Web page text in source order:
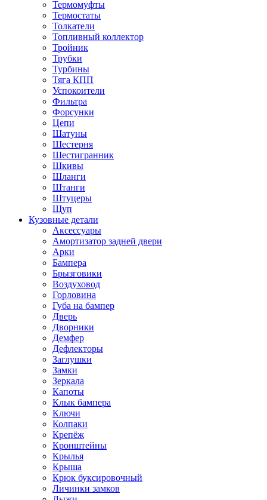
Термомуфты
Термостаты
Толкатели
Топливный коллектор
Тройник
Трубки
Турбины
Тяга КПП
Успокоители
Фильтра
Форсунки
Цепи
Шатуны
Шестерня
Шестигранник
Шкивы
Шланги
Штанги
Штуцеры
Щуп
Кузовные детали
Аксессуары
Амортизатор задней двери
Арки
Бампера
Брызговики
Воздуховод
Горловина
Губа на бампер
Дверь
Дворники
Демфер
Дефлекторы
Заглушки
Замки
Зеркала
Капоты
Клык бампера
Ключи
Колпаки
Крепёж
Кронштейны
Крылья
Крыша
Крюк буксировочный
Личинки замков